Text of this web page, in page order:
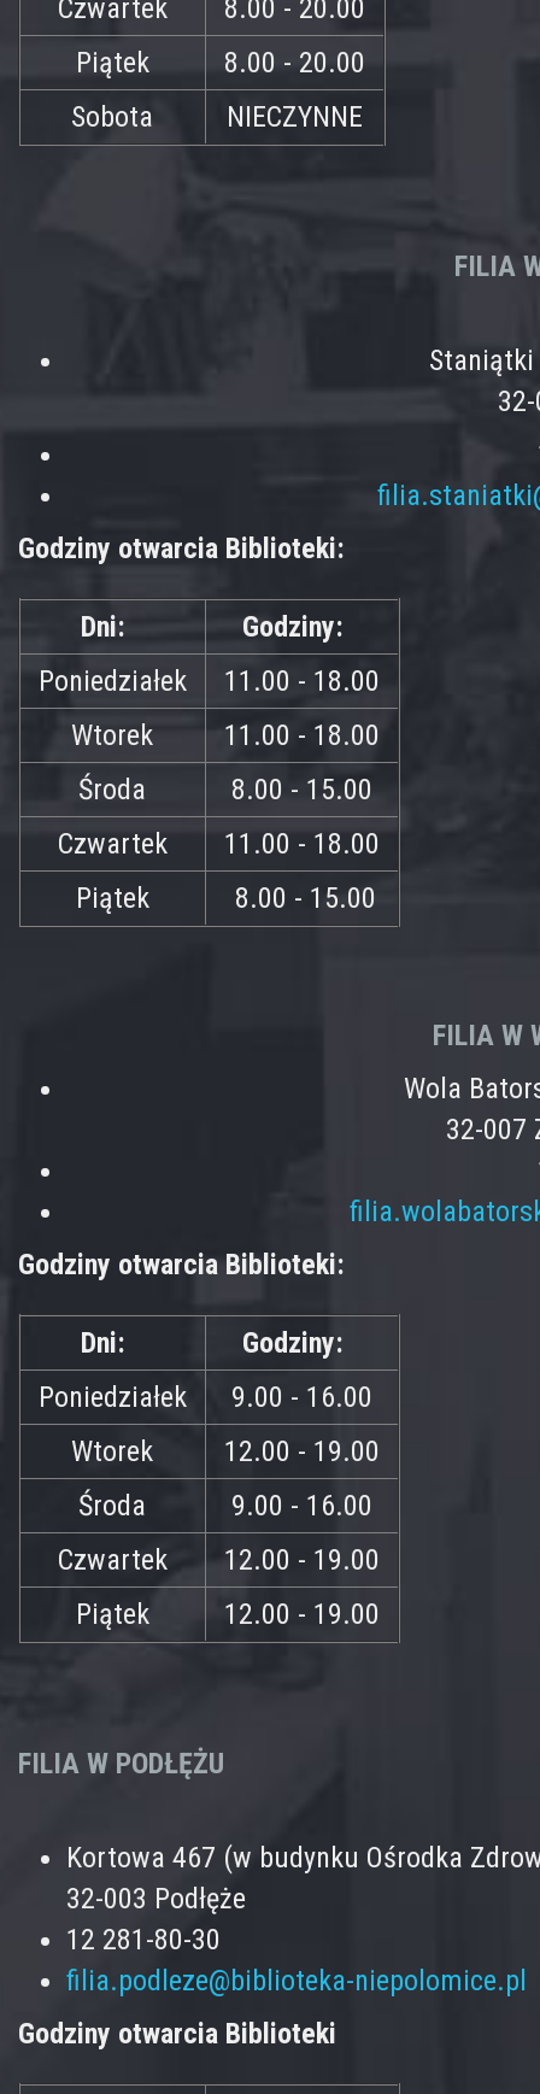
Czwartek
8.00 - 20.00
Piątek
8.00 - 20.00
Sobota
NIECZYNNE
FILIA
Godziny otwarcia Biblioteki:
Dni:
Godziny:
Poniedziałek
11.00 - 18.00
Wtorek
11.00 - 18.00
Środa
8.00 - 15.00
Czwartek
11.00 - 18.00
Piątek
8.00 - 15.00
FILIA W
Wola
32-007
Godziny otwarcia Biblioteki:
Dni:
Godziny:
Poniedziałek
9.00 - 16.00
Wtorek
12.00 - 19.00
Środa
9.00 - 16.00
Czwartek
12.00 - 19.00
Piątek
12.00 - 19.00
FILIA W PODŁĘŻU
Kortowa 467 (w budynku Ośrodka
32-003 Podłęże
12 281-80-30
filia.podleze@biblioteka-niepolomice.pl
Godziny otwarcia Biblioteki